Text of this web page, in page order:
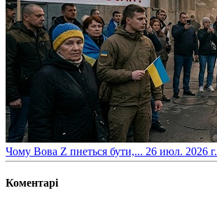
​Чому Вова Z пнеться бути,... 26 июл. 2026 г.
Коментарі